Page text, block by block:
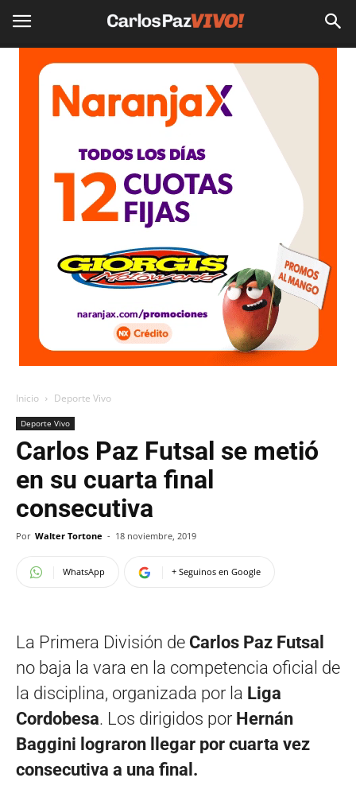
Inicio Deporte Vivo
Deporte Vivo
Carlos Paz Futsal se metió
en su cuarta final
consecutiva
Por Walter Tortone - 18 noviembre, 2019
WhatsApp + Seguinos en Google
La Primera División de Carlos Paz Futsal
no baja la vara en la competencia oficial de
la disciplina, organizada por la Liga
Cordobesa. Los dirigidos por Hernán
Baggini lograron llegar por cuarta vez
consecutiva a una final.